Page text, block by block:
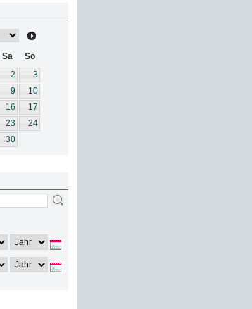
Sa
So
2
3
9
10
16
17
23
24
30